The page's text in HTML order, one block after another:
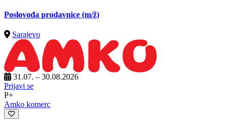
Poslovođa prodavnice (m/ž)
Sarajevo
31.07. – 30.08.2026
Prijavi se
P+
Amko komerc